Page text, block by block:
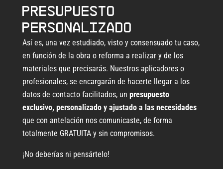
presupuesto
personalizado
Así es, una vez estudiado, visto y consensuado tu caso,
en función de la obra o reforma a realizar y de los
materiales que precisarás. Nuestros aplicadores o
profesionales, se encargarán de hacerte llegar a los
datos de contacto facilitados, un presupuesto
exclusivo, personalizado y ajustado a las necesidades
que con antelación nos comunicaste, de forma
totalmente GRATUITA y sin compromisos.
¡No deberías ni pensártelo!